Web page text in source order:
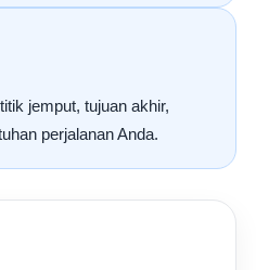
jemput, tujuan akhir,
perjalanan Anda.